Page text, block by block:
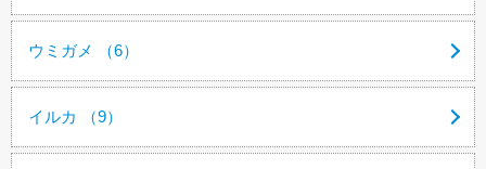
ウミガメ （6）
イルカ （9）